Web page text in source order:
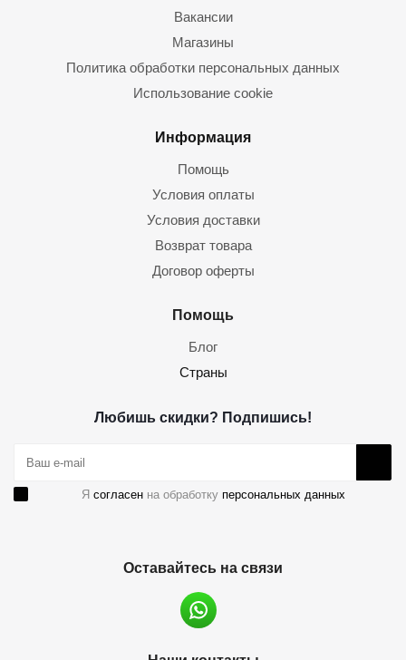
Вакансии
Магазины
Политика обработки персональных данных
Использование cookie
Информация
Помощь
Условия оплаты
Условия доставки
Возврат товара
Договор оферты
Помощь
Блог
Страны
Любишь скидки? Подпишись!
Я согласен на обработку персональных данных
Оставайтесь на связи